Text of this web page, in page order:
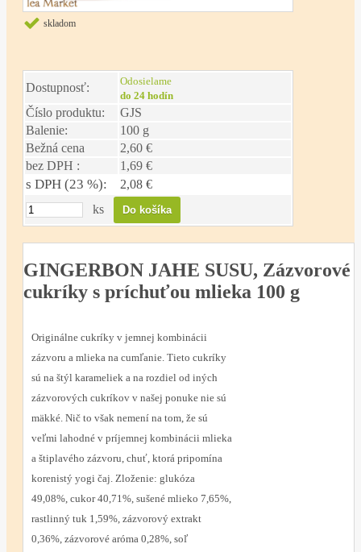
skladom
Dostupnosť:
Odosielame
do 24 hodín
Číslo produktu:
GJS
Balenie:
100 g
Bežná cena
2,60 €
bez DPH :
1,69 €
s DPH (23 %):
2,08 €
ks
GINGERBON JAHE SUSU, Zázvorové
cukríky s príchuťou mlieka 100 g
Originálne cukríky v jemnej kombinácii
zázvoru a mlieka na cumľanie. Tieto cukríky
sú na štýl karameliek a na rozdiel od iných
zázvorových cukríkov v našej ponuke nie sú
mäkké. Nič to však nemení na tom, že sú
veľmi lahodné v príjemnej kombinácii mlieka
a štiplavého zázvoru, chuť, ktorá pripomína
korenistý yogi čaj. Zloženie: glukóza
49,08%, cukor 40,71%, sušené mlieko 7,65%,
rastlinný tuk 1,59%, zázvorový extrakt
0,36%, zázvorové aróma 0,28%, soľ